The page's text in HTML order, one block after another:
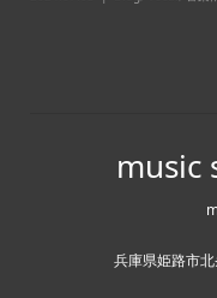
music
兵庫県姫路市